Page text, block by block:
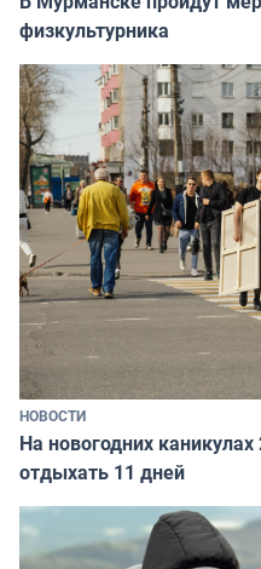
физкультурника
НОВОСТИ
На новогодних
отдыхать 11 дней